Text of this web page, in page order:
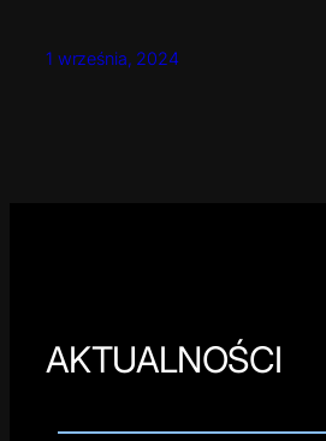
1 września, 2024
AKTUALNOŚCI